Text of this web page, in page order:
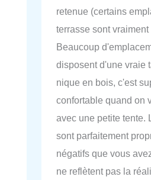
retenue (certains
terrasse sont vraiment
Beaucoup
disposent d'une vraie
nique en bois, c'est
confortable quand on
avec une petite tente.
sont parfaitement
négatifs que vous
ne reflètent pas la